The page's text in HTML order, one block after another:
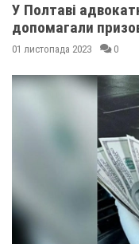
У Полтаві
допомагали
01 листопада 2023 0